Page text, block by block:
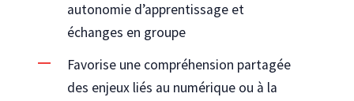
autonomie d’apprentissage et
échanges en groupe
Favorise une compréhension partagée
des enjeux liés au numérique ou à la